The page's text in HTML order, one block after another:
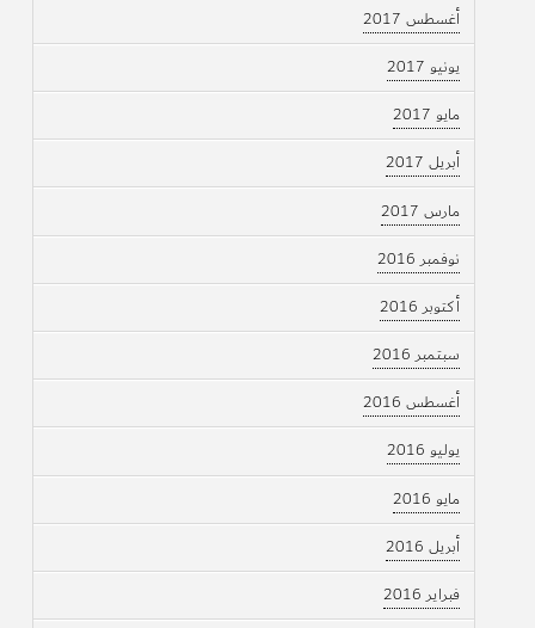
أغسطس 2017
يونيو 2017
مايو 2017
أبريل 2017
مارس 2017
نوفمبر 2016
أكتوبر 2016
سبتمبر 2016
أغسطس 2016
يوليو 2016
مايو 2016
أبريل 2016
فبراير 2016